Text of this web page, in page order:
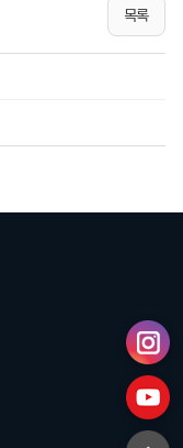
목록